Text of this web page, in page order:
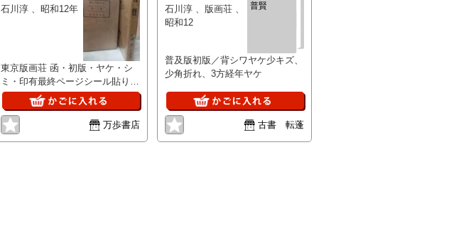
石川淳 、昭和12年
東京版画荘 函・初版・ヤケ・シ
ミ・印有最終ページシール貼り有
13.5×19
万歩書店
普賢
石川淳 、版画荘 、
昭和12
普及版初版／背シワヤケ少キズ、
少角折れ、3方経年ヤケ
古書 転蓬